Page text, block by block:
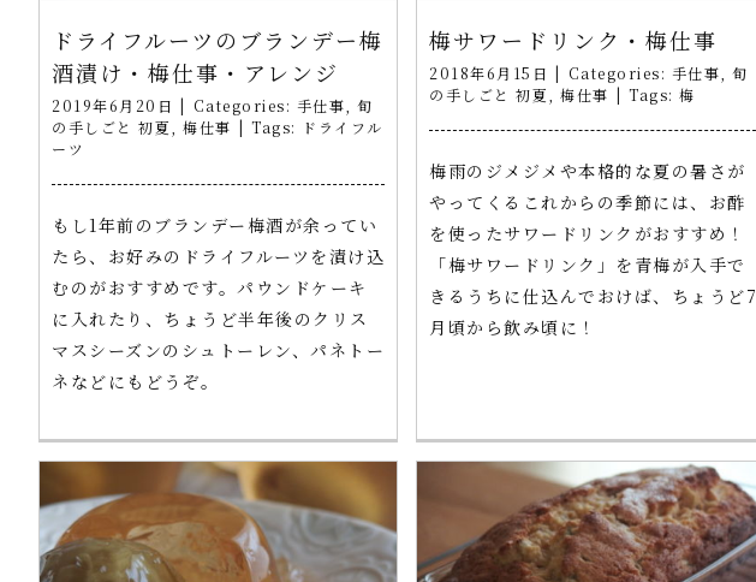
ドライフルーツのブランデー梅
酒漬け・梅仕事・アレンジ
2019年6月20日 | Categories: 手仕事
旬
の手しごと 初夏
梅仕事 | Tags: ドライフル
ーツ
もし1年前のブランデー梅酒が余ってい
たら、お好みのドライフルーツを漬け込
むのがおすすめです。パウンドケーキ
に入れたり、ちょうど半年後のクリス
マスシーズンのシュトーレン、パネトー
ネなどにもどうぞ。
梅サワードリンク・梅仕事
2018年6月15日 | Categories: 手仕事
旬
の手しごと 初夏
梅仕事 | Tags: 梅
梅雨のジメジメや本格的な夏の暑さが
やってくるこれからの季節には、お酢
を使ったサワードリンクがおすすめ！
「梅サワードリンク」を青梅が入手で
きるうちに仕込んでおけば、ちょうど7
月頃から飲み頃に！